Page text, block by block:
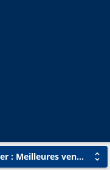
Trier : Meilleures ventes